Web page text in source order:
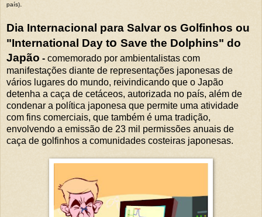
país)
Dia Internacional para Salvar os Golfinhos ou
"International Day to Save the Dolphins" do
Japão - comemorado por ambientalistas com
manifestações diante de representações japonesas de
vários lugares do mundo, reivindicando que o Japão
detenha a caça de cetáceos, autorizada no país, além de
condenar a política japonesa que permite uma atividade
com fins comerciais, que também é uma tradição,
envolvendo a emissão de 23 mil permissões anuais de
caça de golfinhos a comunidades costeiras japonesas.